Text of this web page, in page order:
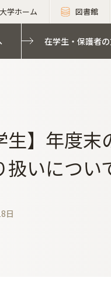
学ホーム 図書館
在学生・保護者
生】年度
扱いについ
日